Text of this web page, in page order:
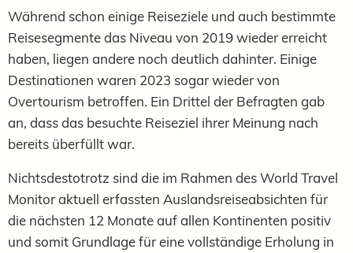
Während schon einige Reiseziele und auch bestimmte
Reisesegmente das Niveau von 2019 wieder erreicht
haben, liegen andere noch deutlich dahinter. Einige
Destinationen waren 2023 sogar wieder von
Overtourism betroffen. Ein Drittel der Befragten gab
an, dass das besuchte Reiseziel ihrer Meinung nach
bereits überfüllt war.
Nichtsdestotrotz sind die im Rahmen des World Travel
Monitor aktuell erfassten Auslandsreiseabsichten für
die nächsten 12 Monate auf allen Kontinenten positiv
und somit Grundlage für eine vollständige Erholung in